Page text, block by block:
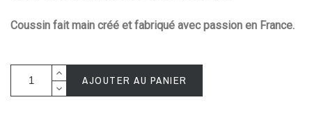
Coussin fait main créé et fabriqué avec passion en France.
AJOUTER AU PANIER